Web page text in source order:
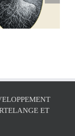
boutique fleurit à
Vaux-sur-Sûre
ET